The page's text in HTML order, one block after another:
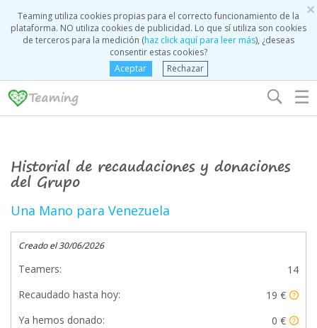
×
Teaming utiliza cookies propias para el correcto funcionamiento de la
plataforma. NO utiliza cookies de publicidad. Lo que sí utiliza son cookies
de terceros para la medición (haz click aquí para leer más), ¿deseas
consentir estas cookies?
Aceptar
Rechazar
☰
Historial de recaudaciones y donaciones
del Grupo
Una Mano para Venezuela
Creado el 30/06/2026
Teamers:
14
Recaudado hasta hoy:
19 €
Ya hemos donado:
0 €